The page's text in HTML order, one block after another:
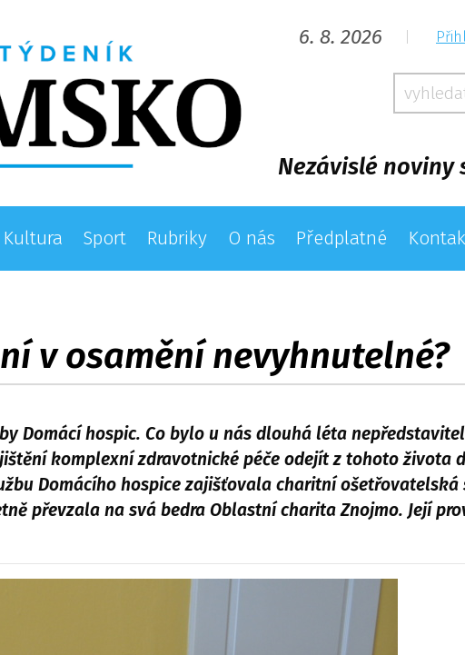
6. 8. 2026
Nezávislé noviny
Kultura Sport Rubriky O nás Předplatné
v osamění nevyhnutelné?
Domácí hospic. Co bylo u nás dlouhá léta
komplexní zdravotnické péče odejít z tohoto života
Domácího hospice zajišťovala charitní ošetřovatelská
převzala na svá bedra Oblastní charita Znojmo. Její